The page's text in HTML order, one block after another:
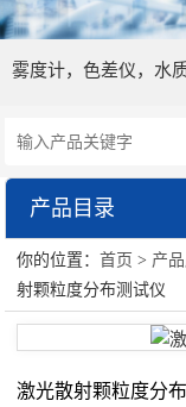
雾度计，色差仪，水
产品目录
HORIBA（过程&
油份分析仪
你的位置：首页 > 产
射颗粒度分布测试仪
激光散射颗粒度分